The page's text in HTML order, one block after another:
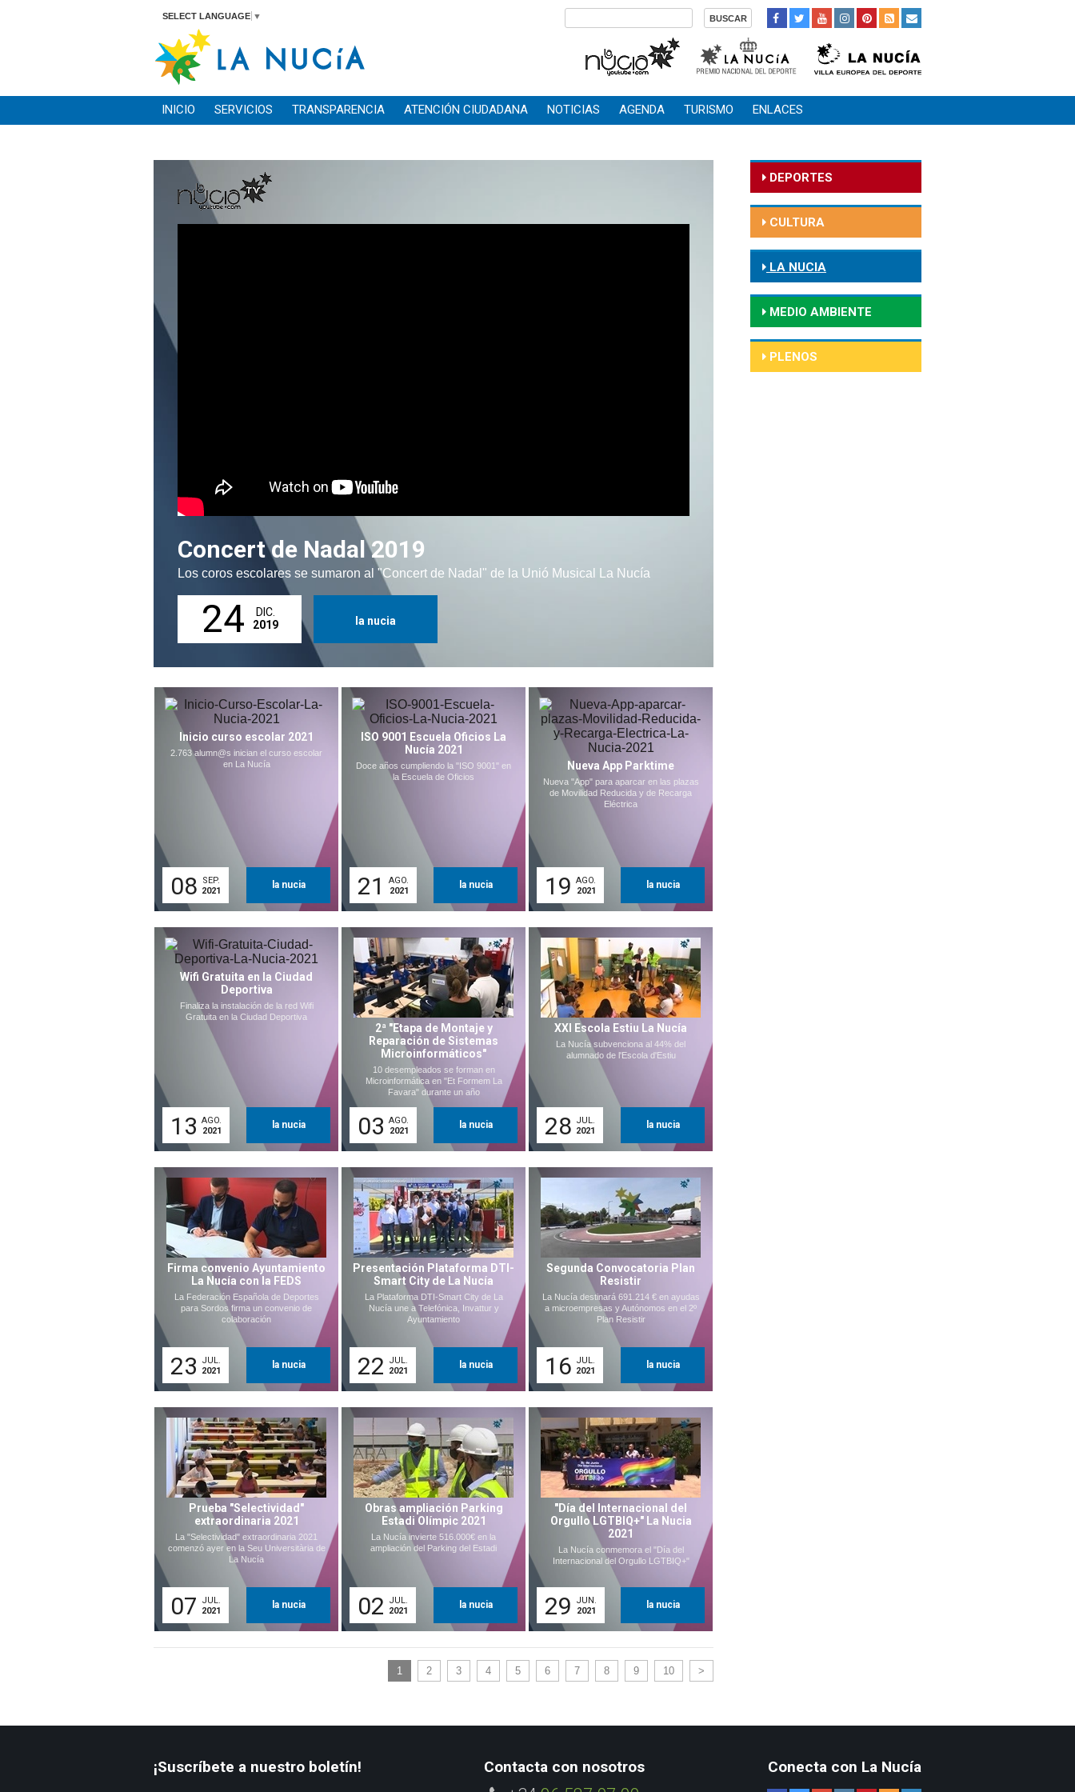
SELECT LANGUAGE ▼
INICIO SERVICIOS TRANSPARENCIA ATENCIÓN CIUDADANA NOTICIAS AGENDA TURISMO ENLACES
Concert de Nadal 2019
Los coros escolares se sumaron al "Concert de Nadal" de la Unió Musical La Nucía
24
DIC.
2019
la nucia
Inicio curso escolar 2021
2.763 alumn@s inician el curso escolar
en La Nucía
08
SEP.
2021
la nucia
ISO 9001 Escuela Oficios La
Nucía 2021
Doce años cumpliendo la "ISO 9001" en
la Escuela de Oficios
21
AGO.
2021
la nucia
Nueva App Parktime
Nueva "App" para aparcar en las plazas
de Movilidad Reducida y de Recarga
Eléctrica
19 AGO.
2021
la nucia
Wifi Gratuita en la Ciudad
Deportiva
Finaliza la instalación de la red Wifi
Gratuita en la Ciudad Deportiva
13 AGO.
2021
la nucia
2ª "Etapa de Montaje y
Reparación de Sistemas
Microinformáticos"
10 desempleados se forman en
Microinformática en "Et Formem La
Favara" durante un año
03 AGO.
2021
la nucia
XXI Escola Estiu La Nucía
La Nucía subvenciona al 44% del
alumnado de l'Escola d'Estiu
28 JUL.
2021
la nucia
Firma convenio Ayuntamiento
La Nucía con la FEDS
La Federación Española de Deportes
para Sordos firma un convenio de
colaboración
23
JUL.
2021
la nucia
Presentación Plataforma DTI-
Smart City de La Nucía
La Plataforma DTI-Smart City de La
Nucía une a Telefónica, Invattur y
Ayuntamiento
22
JUL.
2021
la nucia
Segunda Convocatoria Plan
Resistir
La Nucía destinará 691.214 € en ayudas
a microempresas y Autónomos en el 2º
Plan Resistir
16 JUL.
2021
la nucia
Prueba "Selectividad"
extraordinaria 2021
La "Selectividad" extraordinaria 2021
comenzó ayer en la Seu Universitària de
La Nucía
07
JUL.
2021
la nucia
Obras ampliación Parking
Estadi Olímpic 2021
La Nucía invierte 516.000€ en la
ampliación del Parking del Estadi
02
JUL.
2021
la nucia
"Día del Internacional del
Orgullo LGTBIQ+" La Nucia
2021
La Nucía conmemora el "Día del
Internacional del Orgullo LGTBIQ+"
29
JUN.
2021
la nucia
1 2 3 4 5 6 7 8 9 10 >
DEPORTES
CULTURA
LA NUCIA
MEDIO AMBIENTE
PLENOS
¡Suscríbete a nuestro boletín! Contacta con nosotros Conecta con La Nucía